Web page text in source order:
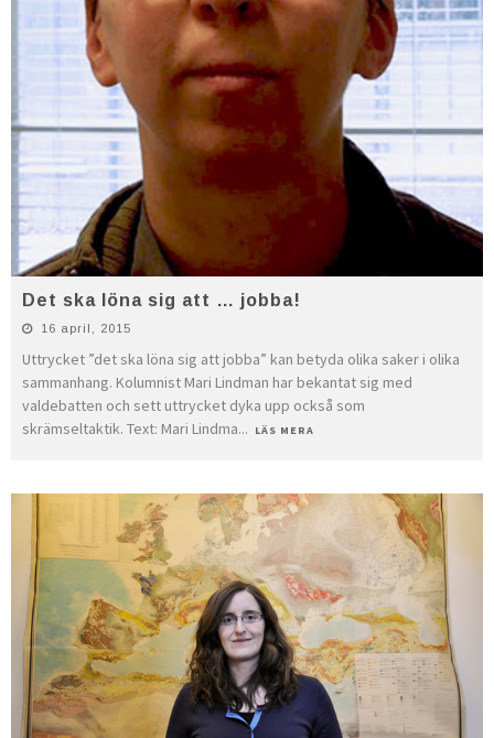
Det ska löna sig att … jobba!
16 april, 2015
Uttrycket ”det ska löna sig att jobba” kan betyda olika saker i olika
sammanhang. Kolumnist Mari Lindman har bekantat sig med
valdebatten och sett uttrycket dyka upp också som
skrämseltaktik. Text: Mari Lindma... LÄS MERA